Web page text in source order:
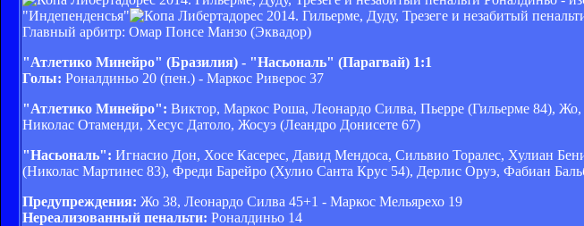
"Индепенденсья"
Главный арбитр: Омар Понсе Манзо (Эквадор)
"Атлетико Минейро" (Бразилия) - "Насьональ" (Парагвай) 1:1
Голы: Роналдиньо 20 (пен.) - Маркос Риверос 37
"Атлетико Минейро": Виктор, Маркос Роша, Леонардо Силва, Пьерре (Гильерме 84),
Николас Отаменди, Хесус Датоло, Жосуэ (Леандро Донисете 67)
"Насьональ": Игнасио Дон, Хосе Касерес, Давид Мендоса, Сильвио Торалес, Хулиан
(Николас Мартинес 83), Фреди Барейро (Хулио Санта Крус 54), Дерлис Оруэ, Фабиан
Предупреждения: Жо 38, Леонардо Силва 45+1 - Маркос Мельярехо 19
Нереализованный пенальти: Роналдиньо 14